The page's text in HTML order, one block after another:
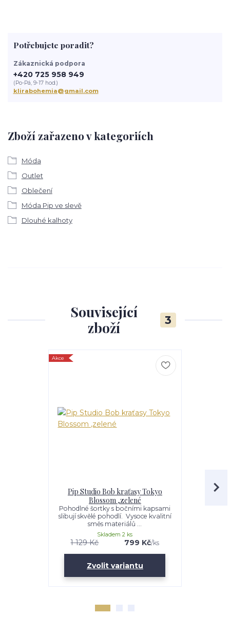
Zboží zařazeno v kategoriích
Móda
Outlet
Oblečení
Móda Pip ve slevě
Dlouhé kalhoty
Potřebujete poradit?
Zákaznická podpora
+420 725 958 949
(Po-Pá, 9-17 hod.)
klirabohemia@gmail.com
Související
zboží
3
Akce
Pip Studio Bob kraťasy Tokyo
Blossom ,zelené
Pohodlné šortky s bočními kapsami
slibují skvělé pohodlí. Vysoce kvalitní
směs materiálů ...
1 129 Kč 799 Kč/ks
Skladem 2 ks
Zvolit variantu
Pip